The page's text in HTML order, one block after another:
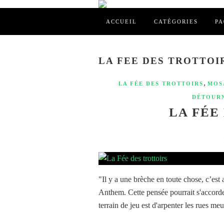
ACCUEIL CATÉGORIES
LA FEE DES
LA FÉE DES TROTTOIRS ,
LA FÉE
"Il y a une brèche en toute chose,
Anthem. Cette pensée pourrait
terrain de jeu est d'arpenter les rues